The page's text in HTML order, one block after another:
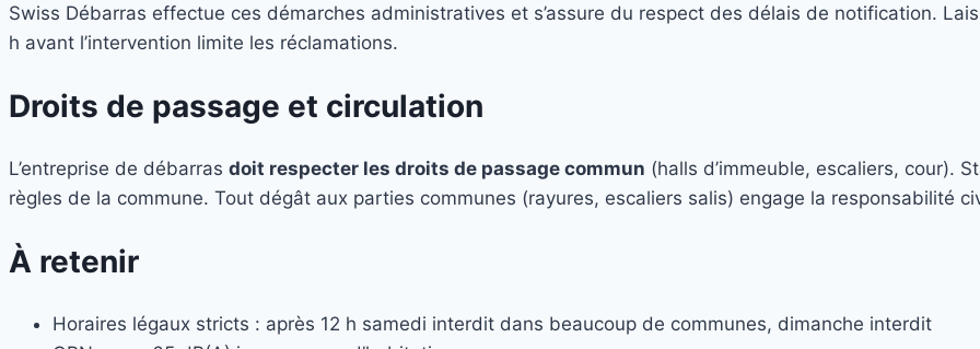
Swiss Débarras effectue ces démarches administratives et s’assure du respect des délais de notification.
h avant l’intervention limite les réclamations.
Droits de passage et circulation
L’entreprise de débarras doit respecter les droits de passage commun (halls d’immeuble, escaliers, cour).
règles de la commune. Tout dégât aux parties communes (rayures, escaliers salis) engage la responsabilité
À retenir
Horaires légaux stricts : après 12 h samedi interdit dans beaucoup de communes, dimanche interdit